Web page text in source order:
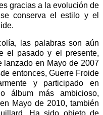
gracias a la evolución de
conserva el estilo y el
las palabras son aún
el pasado y el presente,
lanzado en Mayo de 2007
entonces, Guerre Froide
y participado en
álbum más ambicioso,
Mayo de 2010, también
Ha sido objeto de